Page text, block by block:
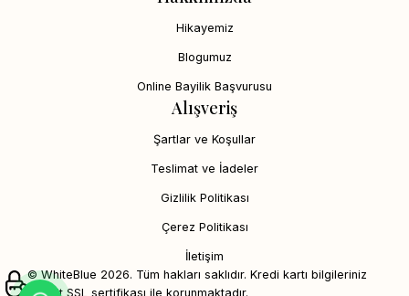
Hikayemiz
Blogumuz
Online Bayilik Başvurusu
Alışveriş
Şartlar ve Koşullar
Teslimat ve İadeler
Gizlilik Politikası
Çerez Politikası
İletişim
© WhiteBlue 2026. Tüm hakları saklıdır. Kredi kartı bilgileriniz
256bit SSL sertifikası ile korunmaktadır.